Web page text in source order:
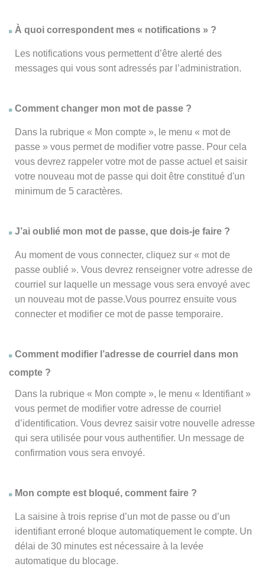
À quoi correspondent mes « notifications » ?
Les notifications vous permettent d’être alerté des
messages qui vous sont adressés par l’administration.
Comment changer mon mot de passe ?
Dans la rubrique « Mon compte », le menu « mot de
passe » vous permet de modifier votre passe. Pour cela
vous devrez rappeler votre mot de passe actuel et saisir
votre nouveau mot de passe qui doit être constitué d'un
minimum de 5 caractères.
J’ai oublié mon mot de passe, que dois-je faire ?
Au moment de vous connecter, cliquez sur « mot de
passe oublié ». Vous devrez renseigner votre adresse de
courriel sur laquelle un message vous sera envoyé avec
un nouveau mot de passe.Vous pourrez ensuite vous
connecter et modifier ce mot de passe temporaire.
Comment modifier l’adresse de courriel dans mon
compte ?
Dans la rubrique « Mon compte », le menu « Identifiant »
vous permet de modifier votre adresse de courriel
d’identification. Vous devrez saisir votre nouvelle adresse
qui sera utilisée pour vous authentifier. Un message de
confirmation vous sera envoyé.
Mon compte est bloqué, comment faire ?
La saisine à trois reprise d’un mot de passe ou d’un
identifiant erroné bloque automatiquement le compte. Un
délai de 30 minutes est nécessaire à la levée
automatique du blocage.